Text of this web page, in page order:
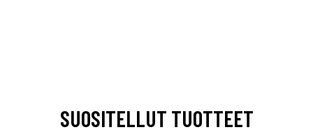
SUOSITELLUT TUOTTEET